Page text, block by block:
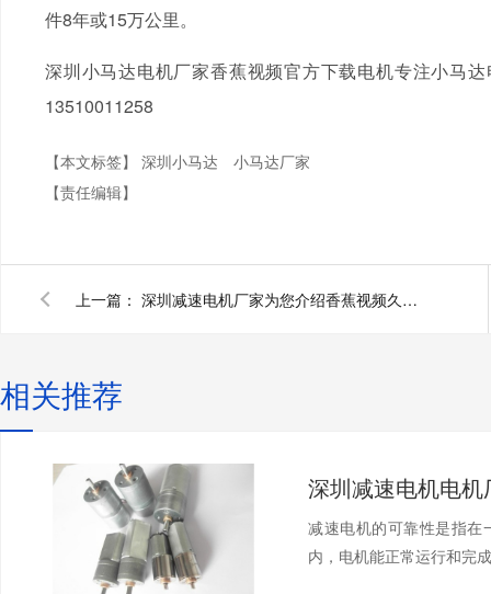
件8年或15万公里。
深圳小马达电机厂家香蕉视频官方下载电机专注小马达电
13510011258
【本文标签】 深圳小马达
小马达厂家
【责任编辑】
上一篇： 深圳减速电机厂家为您介绍香蕉视频久久下载扭矩
相关推荐
减速电机的可靠性是指在
内，电机能正常运行和